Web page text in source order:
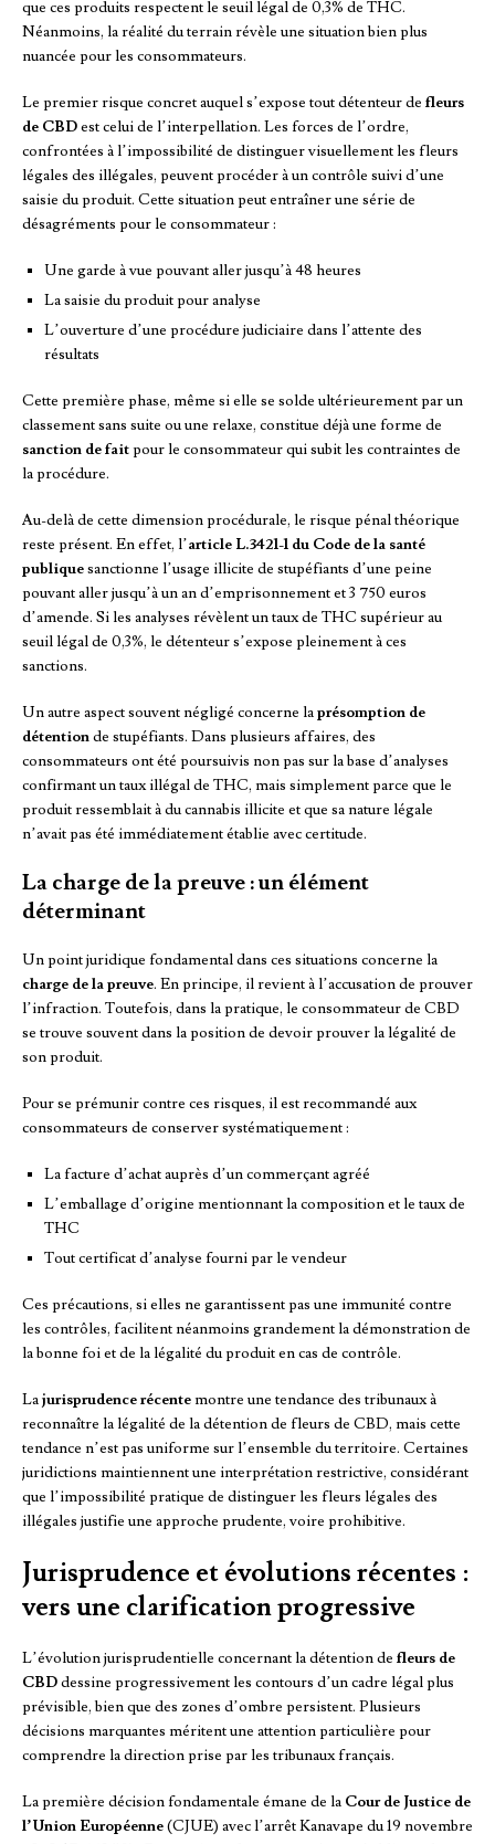
que ces produits respectent le seuil légal de 0,3% de THC.
Néanmoins, la réalité du terrain révèle une situation bien plus
nuancée pour les consommateurs.
Le premier risque concret auquel s’expose tout détenteur de fleurs
de CBDest celui de l’interpellation. Les forces de l’ordre,
confrontées à l’impossibilité de distinguer visuellement les fleurs
légales des illégales, peuvent procéder à un contrôle suivi d’une
saisie du produit. Cette situation peut entraîner une série de
désagréments pour le consommateur :
Une garde à vue pouvant aller jusqu’à 48 heures
La saisie du produit pour analyse
L’ouverture d’une procédure judiciaire dans l’attente des
résultats
Cette première phase, même si elle se solde ultérieurement par un
classement sans suite ou une relaxe, constitue déjà une forme de
sanction de faitpour le consommateur qui subit les contraintes de
la procédure.
Au-delà de cette dimension procédurale, le risque pénal théorique
reste présent. En effet, l’article L.3421-1 du Code de la santé
publiquesanctionne l’usage illicite de stupéfiants d’une peine
pouvant aller jusqu’à un an d’emprisonnement et 3 750 euros
d’amende. Si les analyses révèlent un taux de THC supérieur au
seuil légal de 0,3%, le détenteur s’expose pleinement à ces
sanctions.
Un autre aspect souvent négligé concerne laprésomption de
détentionde stupéfiants. Dans plusieurs affaires, des
consommateurs ont été poursuivis non pas sur la base d’analyses
confirmant un taux illégal de THC, mais simplement parce que le
produit ressemblait à du cannabis illicite et que sa nature légale
n’avait pas été immédiatement établie avec certitude.
La charge de la preuve : un élément
déterminant
Un point juridique fondamental dans ces situations concerne la
charge de la preuve. En principe, il revient à l’accusation de prouver
l’infraction. Toutefois, dans la pratique, le consommateur de CBD
se trouve souvent dans la position de devoir prouver la légalité de
son produit.
Pour se prémunir contre ces risques, il est recommandé aux
consommateurs de conserver systématiquement :
La facture d’achat auprès d’un commerçant agréé
L’emballage d’origine mentionnant la composition et le taux de
THC
Tout certificat d’analyse fourni par le vendeur
Ces précautions, si elles ne garantissent pas une immunité contre
les contrôles, facilitent néanmoins grandement la démonstration de
la bonne foi et de la légalité du produit en cas de contrôle.
Lajurisprudence récentemontre une tendance des tribunaux à
reconnaître la légalité de la détention de fleurs de CBD, mais cette
tendance n’est pas uniforme sur l’ensemble du territoire. Certaines
juridictions maintiennent une interprétation restrictive, considérant
que l’impossibilité pratique de distinguer les fleurs légales des
illégales justifie une approche prudente, voire prohibitive.
Jurisprudence et évolutions récentes :
vers une clarification progressive
L’évolution jurisprudentielle concernant la détention de fleurs de
CBDdessine progressivement les contours d’un cadre légal plus
prévisible, bien que des zones d’ombre persistent. Plusieurs
décisions marquantes méritent une attention particulière pour
comprendre la direction prise par les tribunaux français.
La première décision fondamentale émane de la Cour de Justice de
l’Union Européenne(CJUE) avec l’arrêt Kanavape du 19 novembre